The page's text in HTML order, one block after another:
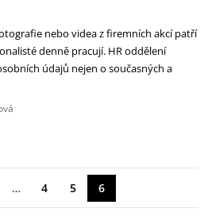
nebo videa z firemních akcí patří
denně pracují. HR oddělení
údajů nejen o současných a
… 4 5 6